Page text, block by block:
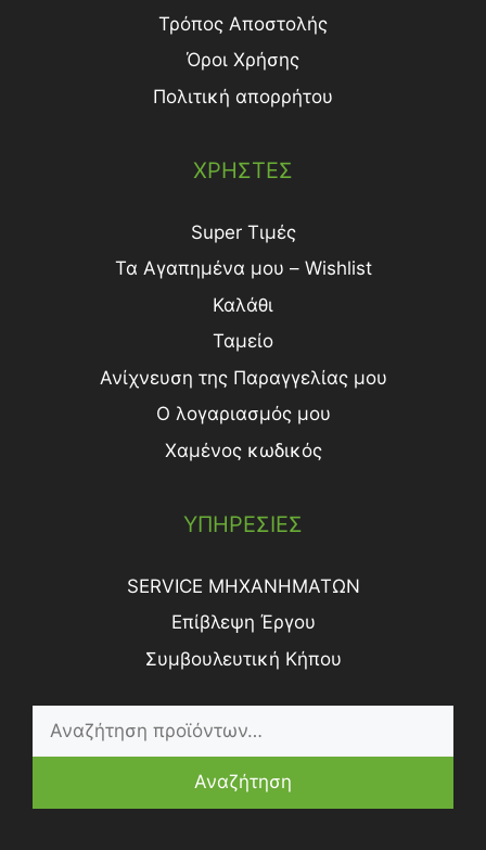
Τρόπος Aποστολής
Όροι Χρήσης
Πολιτική απορρήτου
ΧΡΗΣΤΕΣ
Super Τιμές
Τα Αγαπημένα μου – Wishlist
Καλάθι
Ταμείο
Ανίχνευση της Παραγγελίας μου
Ο λογαριασμός μου
Χαμένος κωδικός
ΥΠΗΡΕΣΙΕΣ
SERVICE ΜΗΧΑΝΗΜΑΤΩΝ
Επίβλεψη Έργου
Συμβουλευτική Κήπου
Αναζήτηση